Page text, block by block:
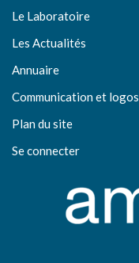
Le Laboratoire
Les Actualités
Annuaire
Communication et logos
Plan du site
Se connecter